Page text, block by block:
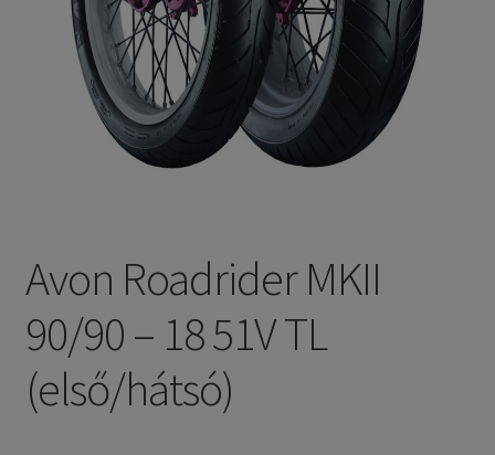
Avon Roadrider MKII
90/90 – 18 51V TL
(első/hátsó)